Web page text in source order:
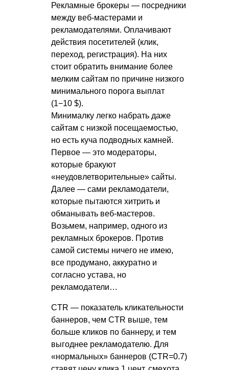
Рекламные брокеры — посредники
между веб-мастерами и
рекламодателями. Оплачивают
действия посетителей (клик,
переход, регистрация). На них
стоит обратить внимание более
мелким сайтам по причине низкого
минимального порога выплат
(1−10 $).
Минималку легко набрать даже
сайтам с низкой посещаемостью,
но есть куча подводных камней.
Первое — это модераторы,
которые бракуют
«неудовлетворительные» сайты.
Далее — сами рекламодатели,
которые пытаются хитрить и
обманывать веб-мастеров.
Возьмем, например, одного из
рекламных брокеров. Против
самой системы ничего не имею,
все продумано, аккуратно и
согласно устава, но
рекламодатели…
CTR — показатель кликательности
баннеров, чем CTR выше, тем
больше кликов по баннеру, и тем
выгоднее рекламодателю. Для
«нормальных» баннеров (CTR=0.7)